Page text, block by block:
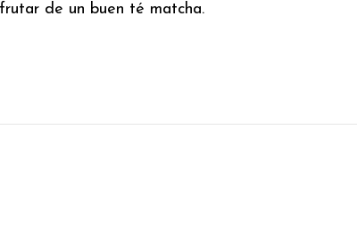
de un buen té matcha.